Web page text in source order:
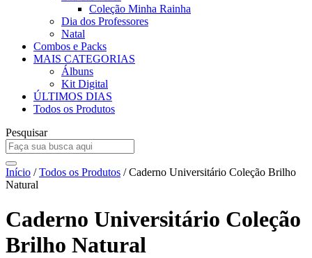
Coleção Minha Rainha
Dia dos Professores
Natal
Combos e Packs
MAIS CATEGORIAS
Álbuns
Kit Digital
ÚLTIMOS DIAS
Todos os Produtos
Pesquisar
Início /Todos os Produtos / Caderno Universitário Coleção Brilho
Natural
Caderno Universitário Coleção
Brilho Natural